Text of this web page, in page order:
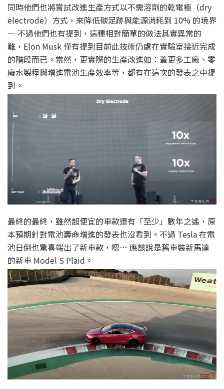
同時他們也將嘗試改進生產方式以不需溶劑的乾電極（dry
electrode）方式，來降低碳足跡與能源消耗到 10% 的境界
— 不過他們也有提到，這種相對簡單的做法其實異常的
難，Elon Musk 僅有提到目前此技術仍處在實驗室接近完成
的階段而已。當然，更實際的生產改進如：蓋更多工廠、零
廢水製程與增進電池生產效率等，都有在這次的發表之中提
到。
最終的最終，雖然超便宜的車款還有「至少」數年之遙，原
本預期針對電池壽命增進的發表也沒看到。不過 Tesla 在電
池日倒也驚喜端出了新車款，嗯… 應該說是舊車裝新馬達
的新車 Model S Plaid。